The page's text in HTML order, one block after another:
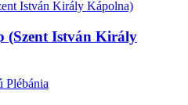
(Szent István Király